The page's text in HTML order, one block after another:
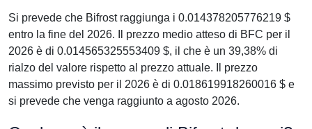
Si prevede che Bifrost raggiunga i 0.014378205776219 $
entro la fine del 2026. Il prezzo medio atteso di BFC per il
2026 è di 0.014565325553409 $, il che è un 39,38% di
rialzo del valore rispetto al prezzo attuale. Il prezzo
massimo previsto per il 2026 è di 0.018619918260016 $ e
si prevede che venga raggiunto a agosto 2026.